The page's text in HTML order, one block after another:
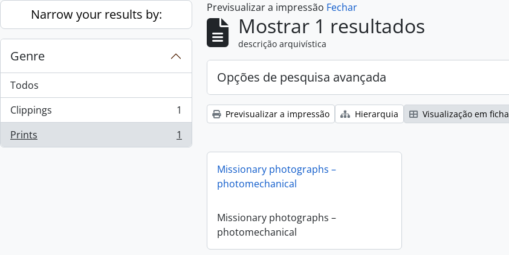
Skip to main content
Narrow your results by:
Genre
Todos
Clippings
, 1 resultados
1
Prints
, 1 resultados 1
Previsualizar a impressão Fechar
Mostrar 1 resultados
descrição arquivística
Opções de pesquisa avançada
Previsualizar a impressão Hierarquia Visualização em ficha
Missionary photographs –
photomechanical
Missionary photographs –
photomechanical